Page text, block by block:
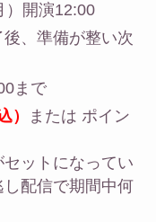
）開演12:00
、準備が整い次
まで
）
または ポイン
ットになってい
配信で期間中何